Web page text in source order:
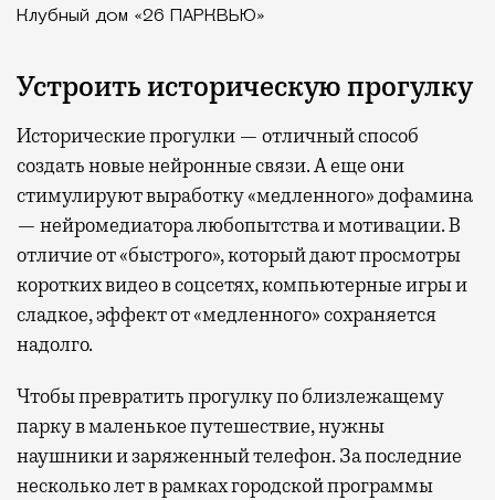
Клубный дом «26 ПАРКВЬЮ»
Устроить историческую прогулку
Исторические прогулки — отличный способ
создать новые нейронные связи. А еще они
стимулируют выработку «медленного» дофамина
— нейромедиатора любопытства и мотивации. В
отличие от «быстрого», который дают просмотры
коротких видео в соцсетях, компьютерные игры и
сладкое, эффект от «медленного» сохраняется
надолго.
Чтобы превратить прогулку по близлежащему
парку в маленькое путешествие, нужны
наушники и заряженный телефон. За последние
несколько лет в рамках городской программы